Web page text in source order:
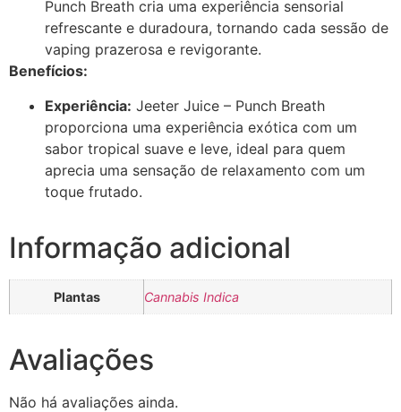
Punch Breath cria uma experiência sensorial
refrescante e duradoura, tornando cada sessão de
vaping prazerosa e revigorante.
Benefícios:
Experiência: Jeeter Juice – Punch Breath
proporciona uma experiência exótica com um
sabor tropical suave e leve, ideal para quem
aprecia uma sensação de relaxamento com um
toque frutado.
Informação adicional
Plantas Cannabis Indica
Avaliações
Não há avaliações ainda.